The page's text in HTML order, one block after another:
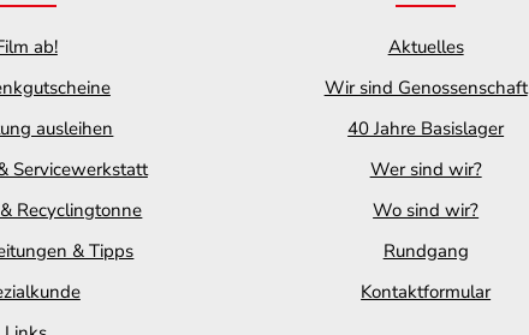
ab!
ausleihen
Servicewerkstatt
Recyclingtonne
& Tipps
Aktuelles
Wir sind Genossenschaft
40 Jahre Basislager
Wer sind wir?
Wo sind wir?
Rundgang
Kontaktformular